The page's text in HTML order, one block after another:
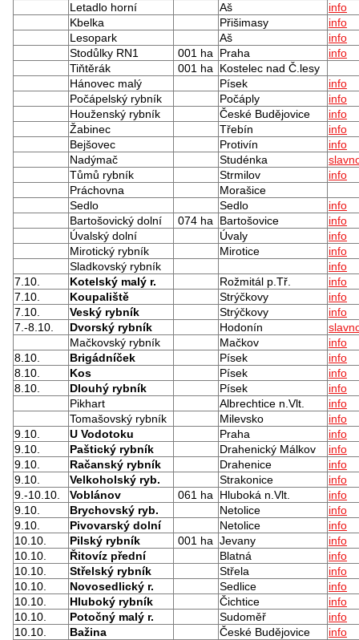
Letadlo horní
Aš
info
Kbelka
Přišimasy
info
Lesopark
Aš
info
Stodůlky RN1
001 ha Praha
info
Tiňtěrák
001 ha
Kostelec nad Č.lesy
Hánovec malý
Písek
info
Počápelský rybník
Počáply
info
Houženský rybník
České Budějovice
info
Žabinec
Třebín
info
Bejšovec
Protivín
info
Nadýmač
Studénka
Tůmů rybník
Strmilov
info
Práchovna
Morašice
Sedlo
Sedlo
info
Bartošovický dolní
074 ha Bartošovice
info
Úvalský dolní
Úvaly
info
Mirotický rybník
Mirotice
info
Sladkovský rybník
info
7.10.
Kotelský malý r. Rožmitál p.Tř.
info
7.10.
Koupaliště Strýčkovy
info
7.10.
Veský rybník Strýčkovy
info
7.-8.10.
Dvorský rybník Hodonín
Mačkovský rybník
Mačkov
info
8.10.
Brigádníček Písek
info
8.10.
Kos Písek
info
8.10.
Dlouhý rybník Písek
info
Pikhart
Albrechtice n.Vlt.
info
Tomašovský rybník
Milevsko
info
9.10.
U Vodotoku Praha
info
9.10.
Paštický rybník Drahenický Málkov
info
9.10.
Račanský rybník Drahenice
info
9.10.
Velkoholský ryb. Strakonice
info
9.-10.10.
Voblánov 061 ha Hluboká n.Vlt.
info
9.10.
Brychovský ryb. Netolice
info
9.10.
Pivovarský dolní Netolice
info
10.10.
Pilský rybník 001 ha Jevany
info
10.10.
Řitovíz přední Blatná
info
10.10.
Střelský rybník Střela
info
10.10.
Novosedlický r. Sedlice
info
10.10.
Hluboký rybník Čichtice
info
10.10.
Potočný malý r. Sudoměř
info
10.10.
Bažina České Budějovice
info